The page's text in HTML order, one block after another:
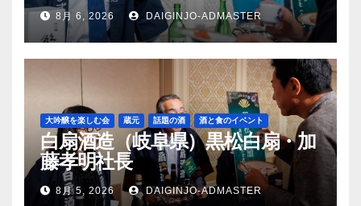
8月 6, 2026 DAIGINJO-ADMASTER
大吟醸を楽しむ会 蔵元 話題の酒 酒と食のイベント
白扇酒造（岐阜県）黒松白扇・加
藤孝明社長
8月 5, 2026 DAIGINJO-ADMASTER